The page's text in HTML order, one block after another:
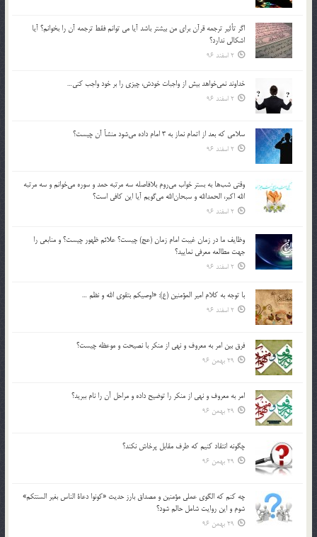
اگر تأثير ترجمه قرآن براي من بيشتر باشد آيا مي توانم فقط ترجمه آن را بخوانم؟ آيا
اشكالي ندارد؟
2 اسفند 96
خداوند نمي‌خواهد بيش از واجبات خودش، چيزي را بر خود واجب كني…
2 اسفند 96
سلامي كه بعد از اتمام نماز به 3 امام داده مي‌شود منشأ آن چيست؟
2 اسفند 96
وقتي شب‌ها به بستر خواب مي‌روم بلافاصله سه مرتبه حمد و سوره مي‌خوانم و سه مرتبه
الله اكبر، الحمدالله و سبحان‌الله مي‌گويم آيا اين كافي است؟
2 اسفند 96
وظايف ما در زمان غيبت امام زمان (عج) چيست؟ علائم ظهور چيست؟ و منابعي را
جهت مطالعه معرفي نماييد؟
2 اسفند 96
با توجه به كلام امير المؤمنين (ع): «اوصيكم بتقوي الله و نظم …
2 اسفند 96
فرق بين امر به معروف و نهي از منكر با نصيحت و موعظه چيست؟
29 بهمن 96
امر به معروف و نهي از منكر را توضيح داده و مراحل آن را نام ببريد؟
29 بهمن 96
چگونه انتقاد كنيم كه طرف مقابل پرخاش نكند؟
29 بهمن 96
چه كنم كه الگوي عملي مؤمنين و مصداق بارز حديث «كونوا دعاة الناس بغير السنتكم»
شوم و اين روايت شامل حالم شود؟
29 بهمن 96